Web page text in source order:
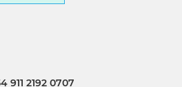
911 2192 0707